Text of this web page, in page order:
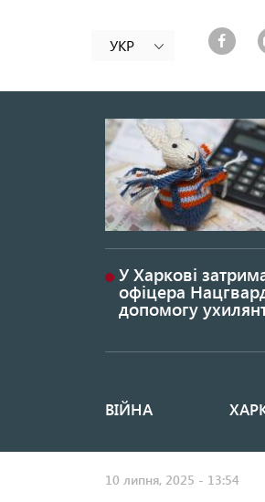
УКР
У Харкові
офіцера
допомогу
Основная
ВІЙНА
10 липня, 2025 - 13:54